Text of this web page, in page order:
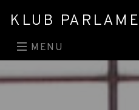
KLUB
MENU